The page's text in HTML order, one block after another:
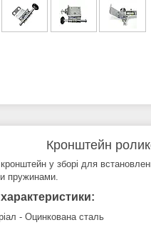
Кронштейн
у зборі для
пружинами.
характеристики:
- Оцинкована сталь